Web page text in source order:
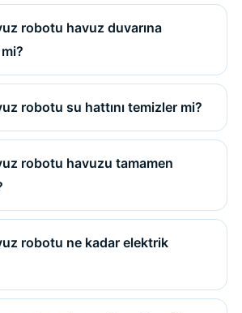
robotu havuz duvarına
robotu su hattını temizler mi?
robotu havuzu tamamen
robotu ne kadar elektrik